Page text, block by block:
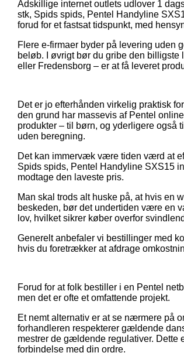
Adskillige internet outlets udlover 1
stk, Spids spids, Pentel Handyline
forud for et fastsat tidspunkt, med
Flere e-firmaer byder på levering uden
beløb. I øvrigt bør du gribe den
eller Fredensborg – er at få leveret
Det er jo efterhånden virkelig praktisk
den grund har massevis af Pentel
produkter – til børn, og yderligere også
uden beregning.
Det kan immervæk være tiden værd at
Spids spids, Pentel Handyline SXS15
modtage den laveste pris.
Man skal trods alt huske på, at hvis en
beskeden, bør det undertiden være en
lov, hvilket sikrer køber overfor
Generelt anbefaler vi bestillinger med
hvis du foretrækker at afdrage
Forud for at folk bestiller i en Pentel
men det er ofte et omfattende projekt.
Et nemt alternativ er at se nærmere på
forhandleren respekterer gældende
mestrer de gældende regulativer.
forbindelse med din ordre.